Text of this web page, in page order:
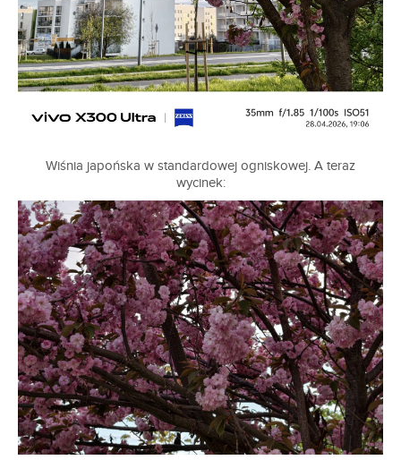
Wiśnia japońska w standardowej ogniskowej. A teraz
wycinek: